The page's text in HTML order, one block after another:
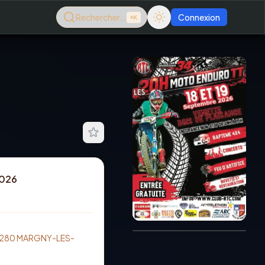
Rechercher… ⌘K Connexion
MARGNY-LES-
Consultez le dernier
magazine en ligne
Août2026